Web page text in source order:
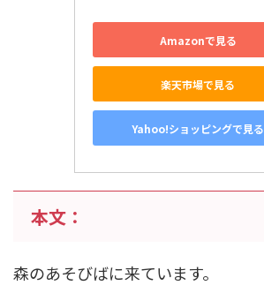
Amazonで見る
楽天市場で見る
Yahoo!ショッピングで見る
本文：
森のあそびばに来ています。